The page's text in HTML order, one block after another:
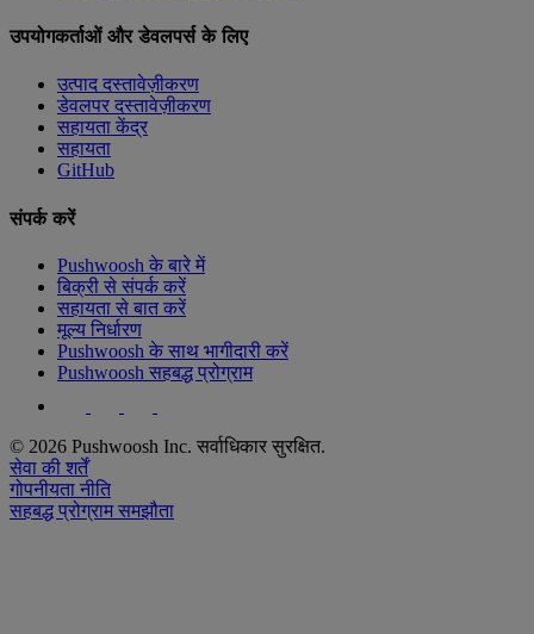
उपयोगकर्ताओं और डेवलपर्स के लिए
उत्पाद दस्तावेज़ीकरण
डेवलपर दस्तावेज़ीकरण
सहायता केंद्र
सहायता
GitHub
संपर्क करें
Pushwoosh के बारे में
बिक्री से संपर्क करें
सहायता से बात करें
मूल्य निर्धारण
Pushwoosh के साथ भागीदारी करें
Pushwoosh सहबद्ध प्रोग्राम
© 2026 Pushwoosh Inc. सर्वाधिकार सुरक्षित.
सेवा की शर्तें
गोपनीयता नीति
सहबद्ध प्रोग्राम समझौता